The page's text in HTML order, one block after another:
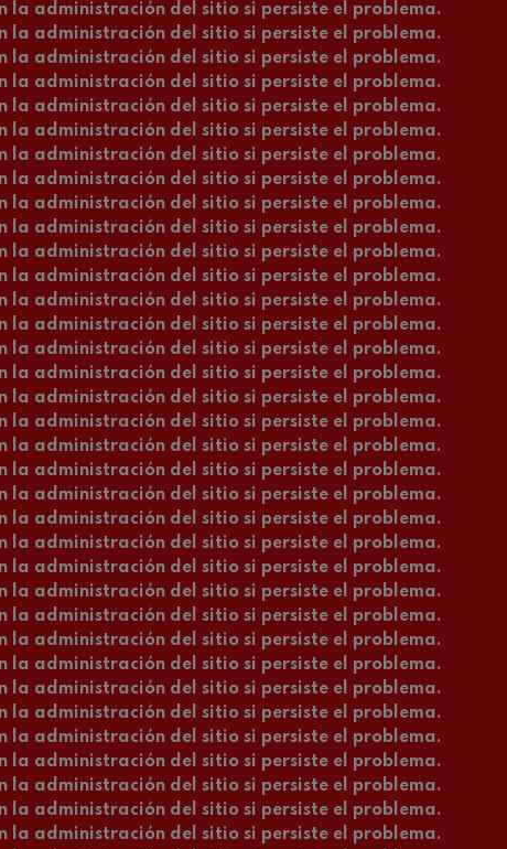
Mozart: Concierto para
Mozart
nidrei
Concierto para violín
Pelléas et Mélisande
Sinfonía nº9, 'La grande'
Mozart: Concierto para
Mozart
la administración del sitio si persiste el problema.
la administración del sitio si persiste el problema.
la administración del sitio si persiste el problema.
la administración del sitio si persiste el problema.
la administración del sitio si persiste el problema.
la administración del sitio si persiste el problema.
la administración del sitio si persiste el problema.
la administración del sitio si persiste el problema.
la administración del sitio si persiste el problema.
la administración del sitio si persiste el problema.
la administración del sitio si persiste el problema.
la administración del sitio si persiste el problema.
la administración del sitio si persiste el problema.
la administración del sitio si persiste el problema.
la administración del sitio si persiste el problema.
la administración del sitio si persiste el problema.
la administración del sitio si persiste el problema.
la administración del sitio si persiste el problema.
la administración del sitio si persiste el problema.
la administración del sitio si persiste el problema.
la administración del sitio si persiste el problema.
la administración del sitio si persiste el problema.
la administración del sitio si persiste el problema.
la administración del sitio si persiste el problema.
la administración del sitio si persiste el problema.
la administración del sitio si persiste el problema.
la administración del sitio si persiste el problema.
la administración del sitio si persiste el problema.
la administración del sitio si persiste el problema.
la administración del sitio si persiste el problema.
la administración del sitio si persiste el problema.
la administración del sitio si persiste el problema.
la administración del sitio si persiste el problema.
la administración del sitio si persiste el problema.
la administración del sitio si persiste el problema.